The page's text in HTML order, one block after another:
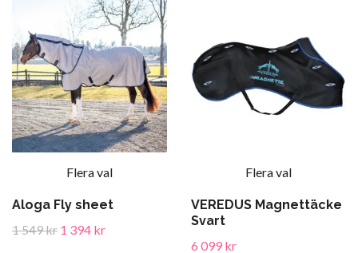
Flera val
Aloga Fly sheet
1 549 kr 1 394 kr
Flera val
VEREDUS Magnettäcke
Svart
6 099 kr